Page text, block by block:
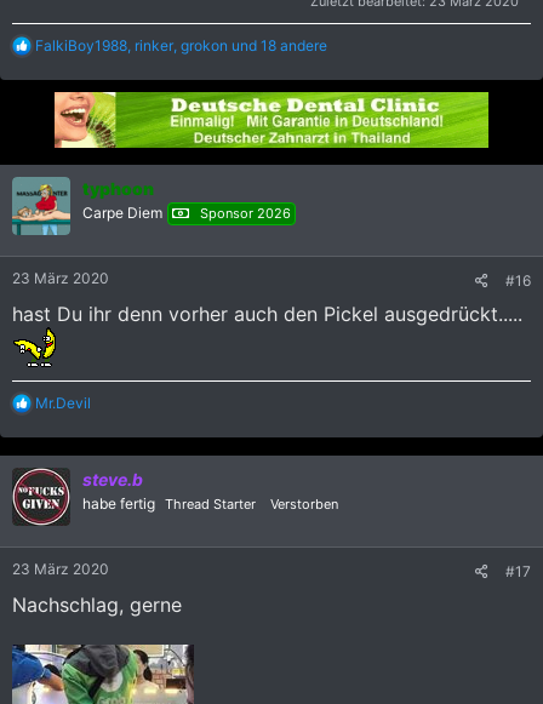
R
a
n
e
n
:
FalkiBoy1988 rinker grokon und 18 andere
typhoon
Carpe Diem Sponsor 2026
23 März 2020 #16
hast Du ihr denn vorher auch den Pickel ausgedrückt.....
R
a
k
t
i
o
n
Mr.Devil
steve.b
habe fertig Thread Starter Verstorben
23 März 2020 #17
Nachschlag, gerne